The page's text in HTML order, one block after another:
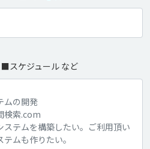
スケジュール など